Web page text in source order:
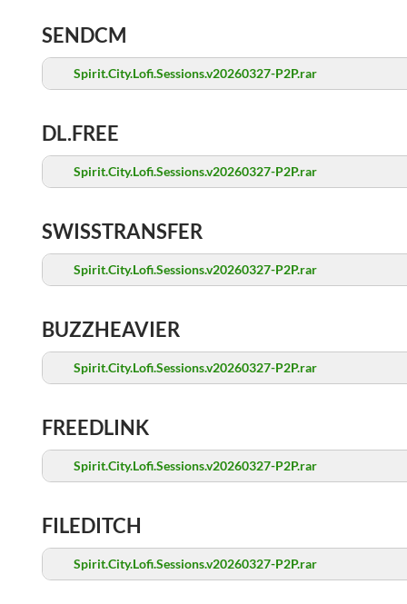
SENDCM
Spirit.City.Lofi.Sessions.v20260327-P2P.rar
DL.FREE
Spirit.City.Lofi.Sessions.v20260327-P2P.rar
SWISSTRANSFER
Spirit.City.Lofi.Sessions.v20260327-P2P.rar
BUZZHEAVIER
Spirit.City.Lofi.Sessions.v20260327-P2P.rar
FREEDLINK
Spirit.City.Lofi.Sessions.v20260327-P2P.rar
FILEDITCH
Spirit.City.Lofi.Sessions.v20260327-P2P.rar